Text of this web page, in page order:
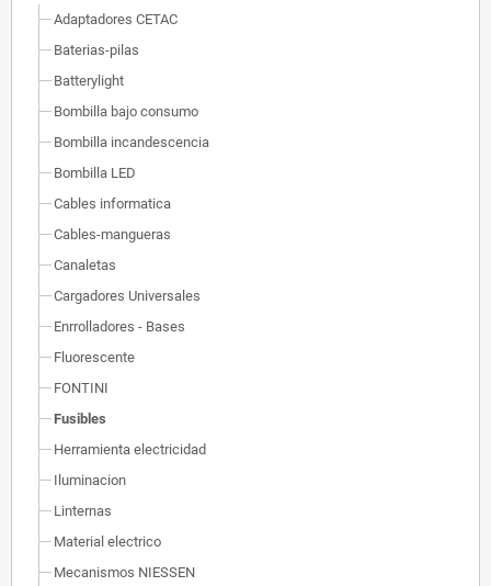
Adaptadores CETAC
Baterias-pilas
Batterylight
Bombilla bajo consumo
Bombilla incandescencia
Bombilla LED
Cables informatica
Cables-mangueras
Canaletas
Cargadores Universales
Enrrolladores - Bases
Fluorescente
FONTINI
Fusibles
Herramienta electricidad
Iluminacion
Linternas
Material electrico
Mecanismos NIESSEN